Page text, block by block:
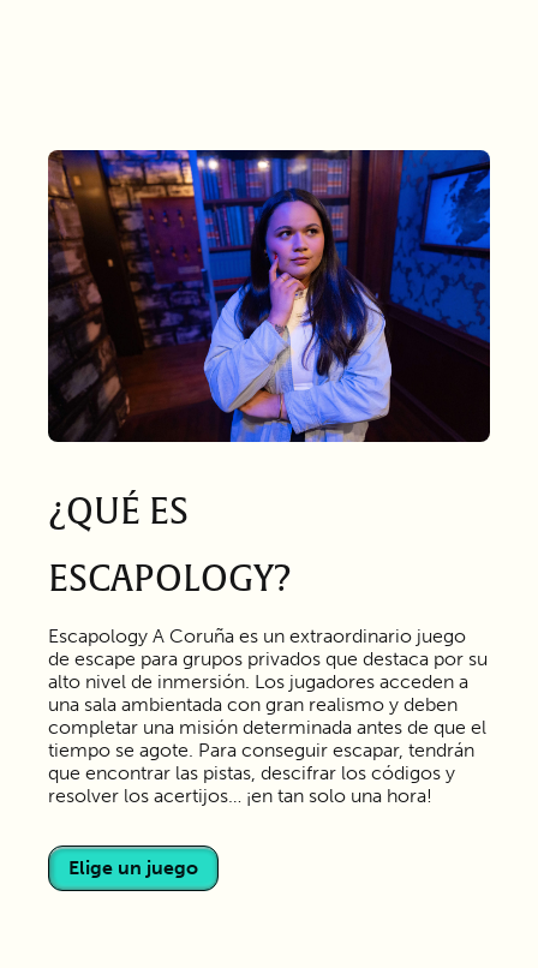
¿QUÉ ES
ESCAPOLOGY?
Escapology A Coruña es un extraordinario juego
de escape para grupos privados que destaca por su
alto nivel de inmersión. Los jugadores acceden a
una sala ambientada con gran realismo y deben
completar una misión determinada antes de que el
tiempo se agote. Para conseguir escapar, tendrán
que encontrar las pistas, descifrar los códigos y
resolver los acertijos… ¡en tan solo una hora!
Elige un juego